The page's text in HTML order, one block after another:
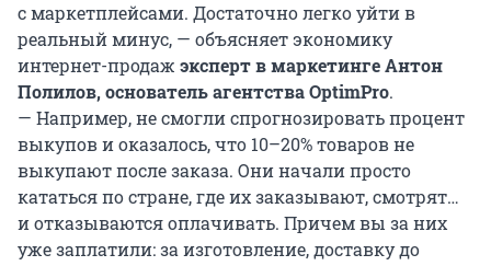
с маркетплейсами. Достаточно легко уйти в
реальный минус, — объясняет экономику
интернет-продаж эксперт в маркетинге Антон
Полилов, основатель агентства OptimPro.
— Например, не смогли спрогнозировать процент
выкупов и оказалось, что 10–20% товаров не
выкупают после заказа. Они начали просто
кататься по стране, где их заказывают, смотрят…
и отказываются оплачивать. Причем вы за них
уже заплатили: за изготовление, доставку до